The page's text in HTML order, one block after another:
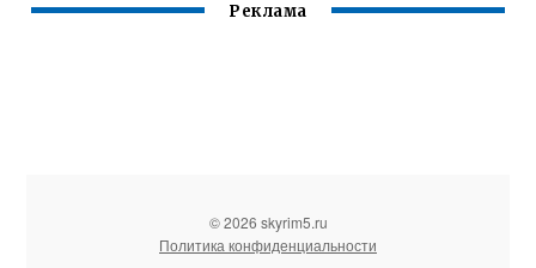
Реклама
© 2026 skyrim5.ru
Политика конфиденциальности